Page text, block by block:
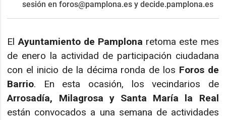
sesión en foros@pamplona.es y decide.pamplona.es
ElAyuntamiento de Pamplona retoma este mes
de enero la actividad de participación ciudadana
con el inicio de la décima ronda de los Foros de
Barrio. En esta ocasión, los vecindarios de
Arrosadía, Milagrosa y Santa María la Real
están convocados a una semana de actividades